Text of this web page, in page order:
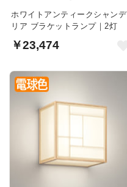
ホワイトアンティークシャンデ
リア ブラケットランプ｜2灯
￥23,474